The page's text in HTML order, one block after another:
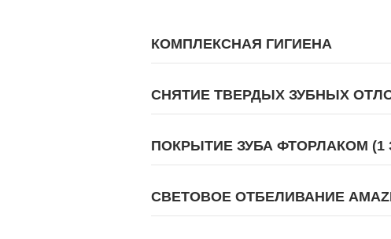
КОМПЛЕКСНАЯ ГИГИЕНА
СНЯТИЕ ТВЕРДЫХ ЗУБНЫХ
ПОКРЫТИЕ ЗУБА ФТОРЛАКОМ (1
СВЕТОВОЕ ОТБЕЛИВАНИЕ